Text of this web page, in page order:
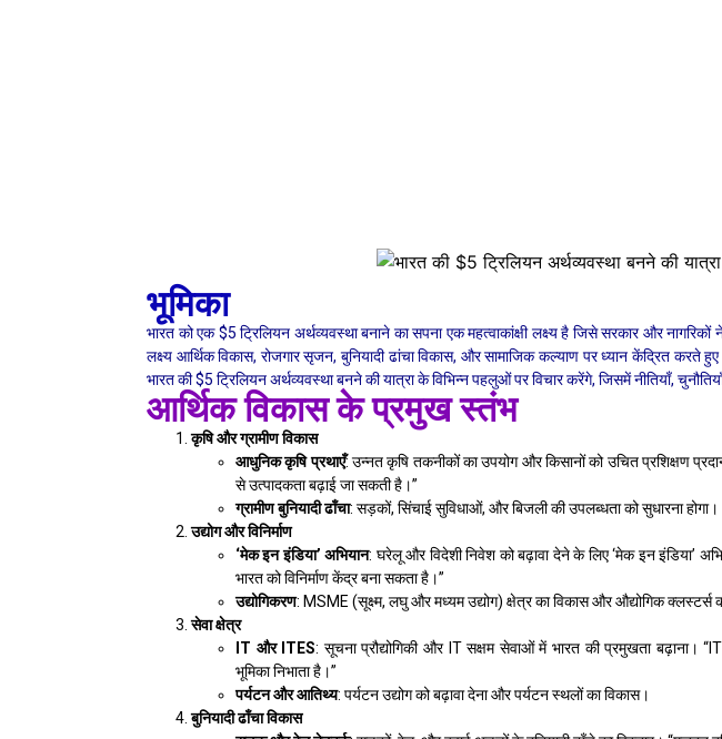
भूमिका
भारत को एक $5 ट्रिलियन अर्थव्यवस्था बनाने का सपना एक महत्वाकांक्षी लक्ष्य है जिसे सरकार और
लक्ष्य आर्थिक विकास, रोजगार सृजन, बुनियादी ढांचा विकास, और सामाजिक कल्याण पर ध्यान केंद्रित करते
भारत की $5 ट्रिलियन अर्थव्यवस्था बनने की यात्रा के विभिन्न पहलुओं पर विचार करेंगे, जिसमें नीतियाँ,
आर्थिक विकास के प्रमुख स्तंभ
कृषि और ग्रामीण विकास
आधुनिक कृषि प्रथाएँ: उन्नत कृषि तकनीकों का उपयोग और किसानों को उचित प्रशिक्षण
से उत्पादकता बढ़ाई जा सकती है।”
ग्रामीण बुनियादी ढाँचा: सड़कों, सिंचाई सुविधाओं, और बिजली की उपलब्धता को सुधारना होगा।
उद्योग और विनिर्माण
‘मेक इन इंडिया’ अभियान: घरेलू और विदेशी निवेश को बढ़ावा देने के लिए ‘मेक इन इंडिया’
भारत को विनिर्माण केंद्र बना सकता है।”
उद्योगिकरण: MSME (सूक्ष्म, लघु और मध्यम उद्योग) क्षेत्र का विकास और औद्योगिक क्लस्टर्स
सेवा क्षेत्र
IT और ITES: सूचना प्रौद्योगिकी और IT सक्षम सेवाओं में भारत की प्रमुखता बढ़ाना।
भूमिका निभाता है।”
पर्यटन और आतिथ्य: पर्यटन उद्योग को बढ़ावा देना और पर्यटन स्थलों का विकास।
बुनियादी ढाँचा विकास